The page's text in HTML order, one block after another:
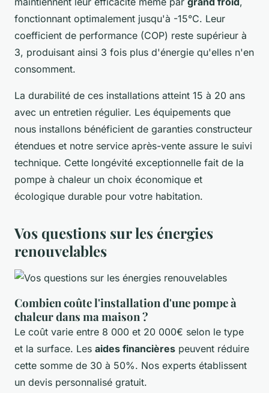
fonctionnant optimalement jusqu'à -15°C. Leur
coefficient de performance (COP) reste supérieur à
3, produisant ainsi 3 fois plus d'énergie qu'elles n'en
consomment.
La durabilité de ces installations atteint 15 à 20 ans
avec un entretien régulier. Les équipements que
nous installons bénéficient de garanties constructeur
étendues et notre service après-vente assure le suivi
technique. Cette longévité exceptionnelle fait de la
pompe à chaleur un choix économique et
écologique durable pour votre habitation.
Vos questions sur les énergies
renouvelables
Combien coûte l'installation d'une pompe à
chaleur dans ma maison ?
Le coût varie entre 8 000 et 20 000€ selon le type
et la surface. Les aides financières peuvent réduire
cette somme de 30 à 50%. Nos experts établissent
un devis personnalisé gratuit.